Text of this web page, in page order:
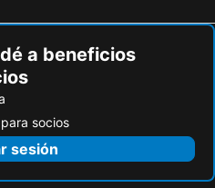
a beneficios
socios
sesión